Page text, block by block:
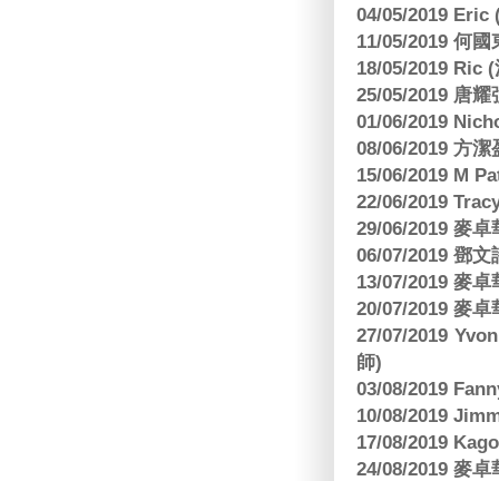
04/05/2019 Eric
11/05/2019 何
18/05/2019 Ric
25/05/2019 唐
01/06/2019
08/06/2019 方
15/06/2019 M
22/06/2019
29/06/2019 麥
06/07/2019 鄧
13/07/2019 麥
20/07/2019 麥
27/07/2019
師)
03/08/2019
10/08/2019
17/08/2019
24/08/2019 麥